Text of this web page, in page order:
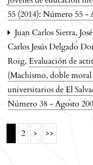
55 (2014): Número 55 -
Juan Carlos Sierra,
Carlos Jesús Delgado
Roig, Evaluación de
(Machismo, doble moral
universitarios de El
Número 38 - Agosto
2 > >>